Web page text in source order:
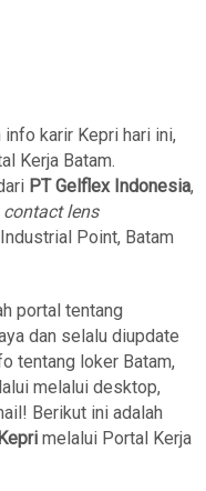
karir Kepri hari ini,
Kerja Batam.
PT Gelflex Indonesia,
contact lens
Point, Batam
portal tentang
dan selalu diupdate
tentang loker Batam,
melalui desktop,
Berikut ini adalah
melalui Portal Kerja